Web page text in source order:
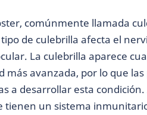
comúnmente llamada
de culebrilla afecta el
La culebrilla aparece
más avanzada, por lo que
a desarrollar esta
tienen un sistema